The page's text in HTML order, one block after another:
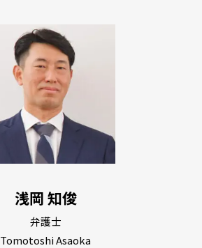
浅岡 知俊
弁護士
Tomotoshi Asaoka